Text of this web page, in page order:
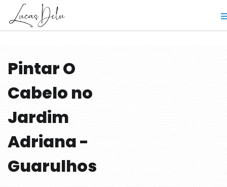
Pintar O
Cabelo no
Jardim
Adriana -
Guarulhos